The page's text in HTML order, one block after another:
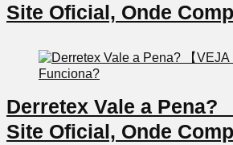
Site Oficial, Onde
Derretex Vale a Pena?
Site Oficial, Onde